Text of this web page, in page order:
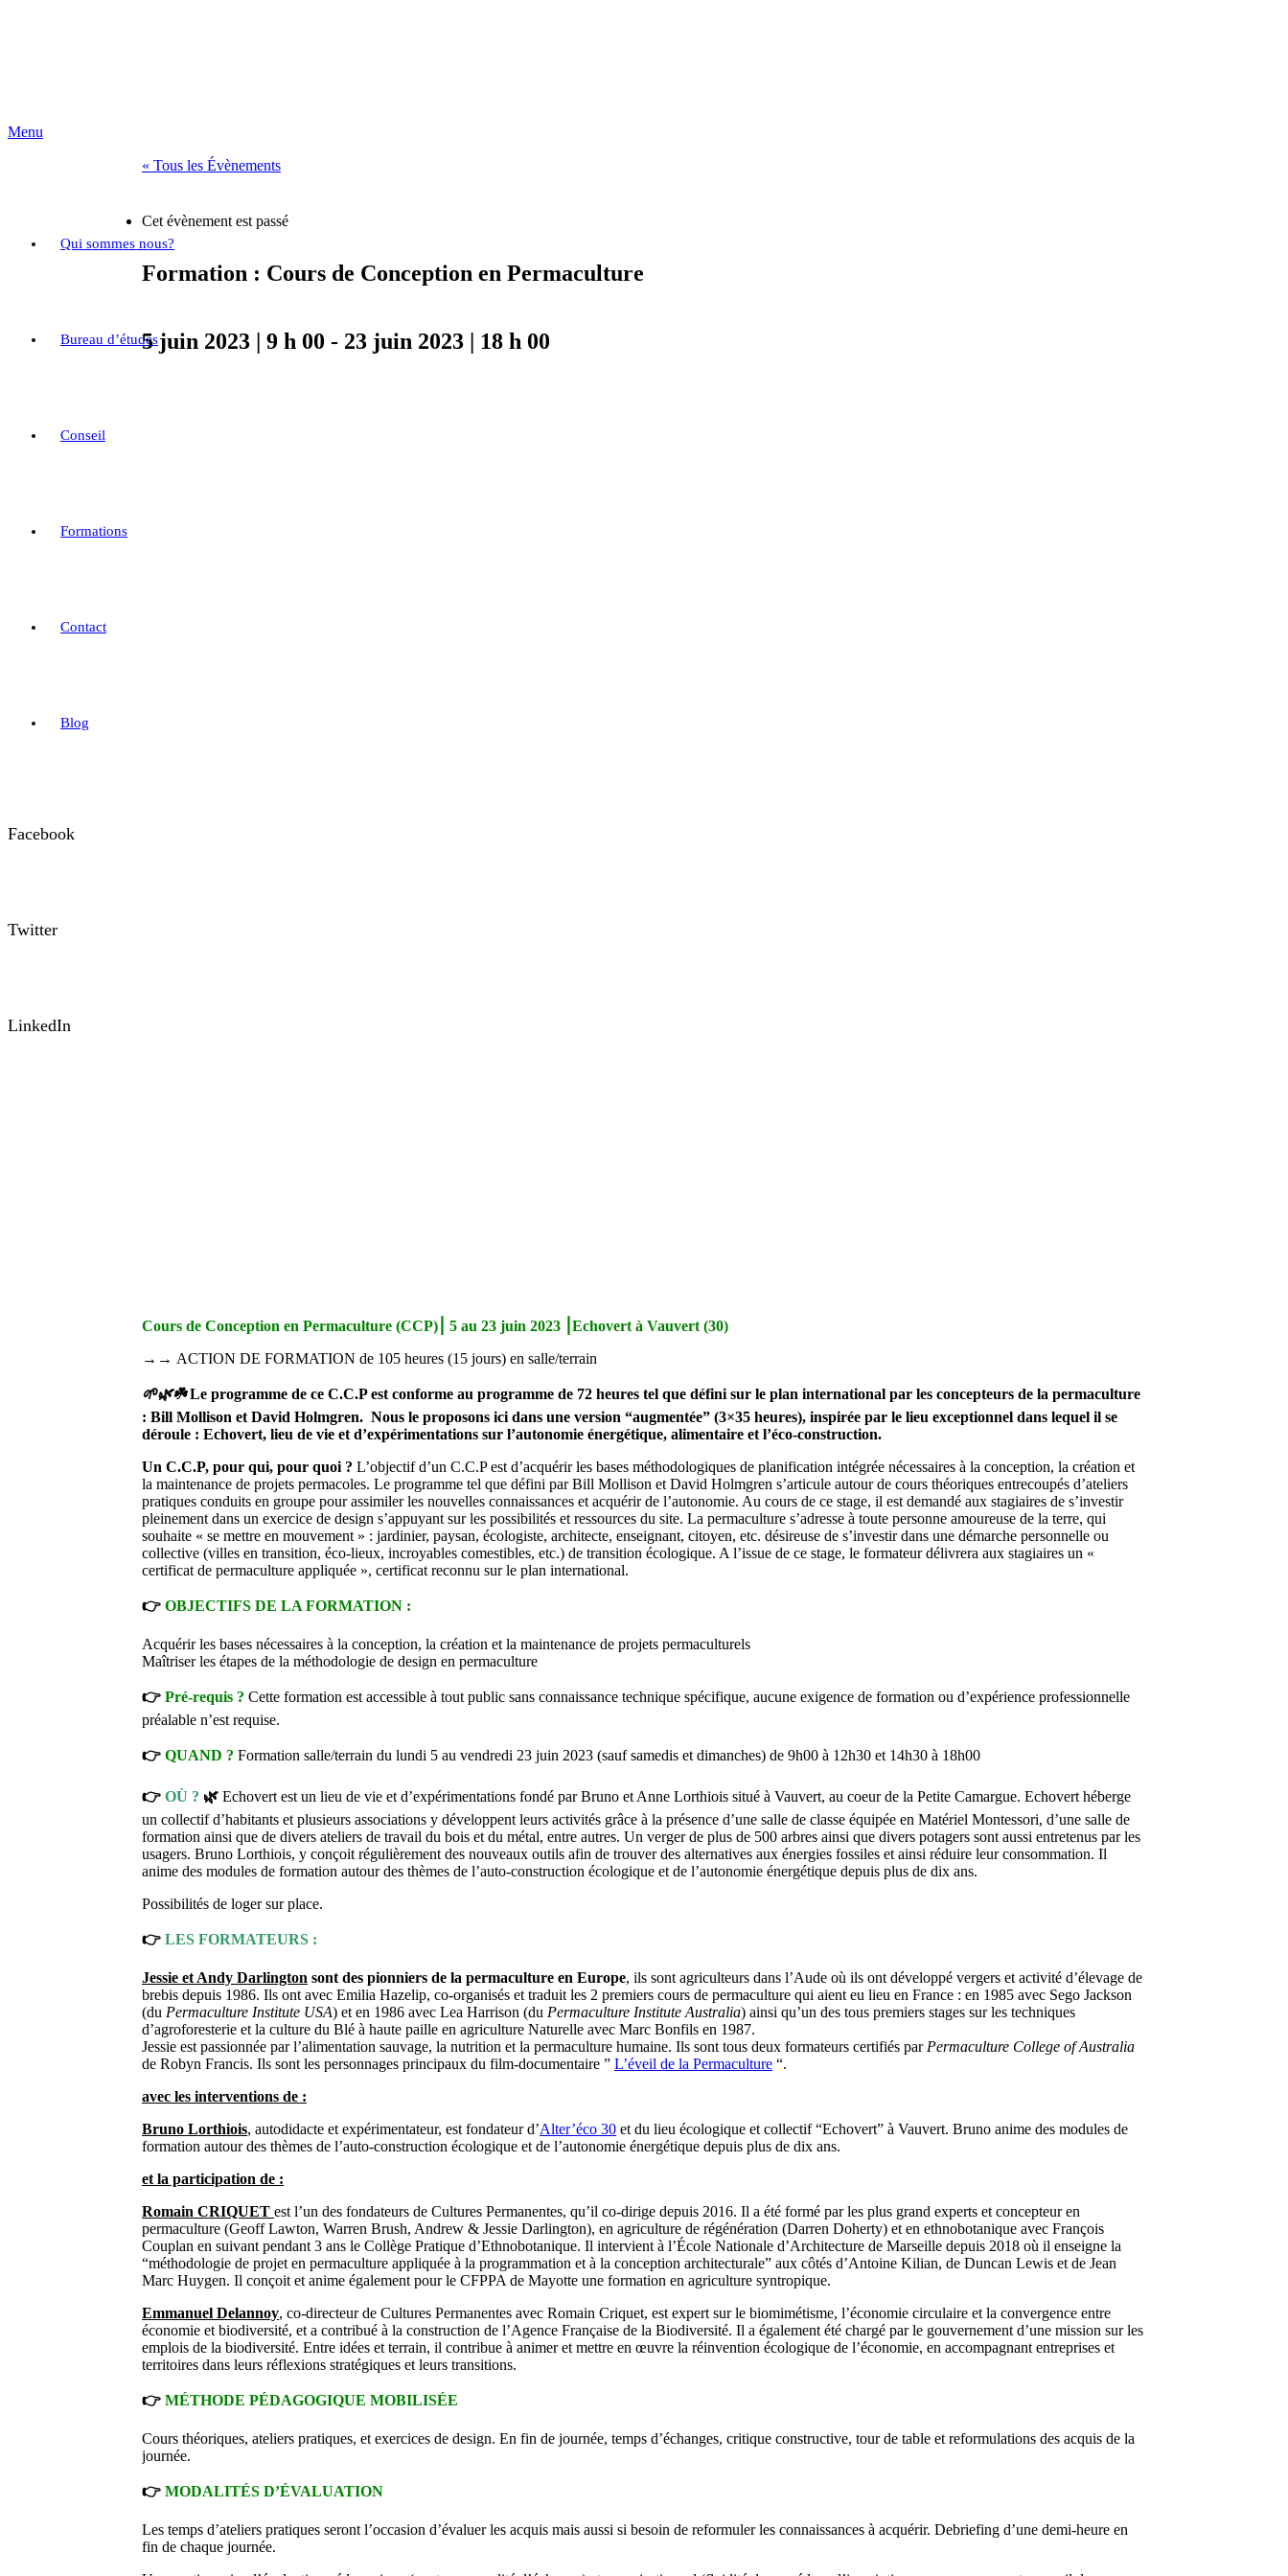
Menu
Qui sommes nous?
Bureau d’études
Conseil
Formations
Contact
Blog
Facebook
Twitter
LinkedIn
« Tous les Évènements
Cet évènement est passé
Formation : Cours de Conception en Permaculture
5 juin 2023 | 9 h 00 - 23 juin 2023 | 18 h 00
Cours de Conception en Permaculture (CCP)⎮ 5 au 23 juin 2023 ⎮Echovert à Vauvert (30)
→ → ACTION DE FORMATION de 105 heures (15 jours) en salle/terrain
🌱🌿☘️Le programme de ce C.C.P est conforme au programme de 72 heures tel que défini sur le plan international par les concepteurs de la permaculture
: Bill Mollison et David Holmgren. Nous le proposons ici dans une version “augmentée” (3×35 heures), inspirée par le lieu exceptionnel dans lequel il se
déroule : Echovert, lieu de vie et d’expérimentations sur l’autonomie énergétique, alimentaire et l’éco-construction.
Un C.C.P, pour qui, pour quoi ? L’objectif d’un C.C.P est d’acquérir les bases méthodologiques de planification intégrée nécessaires à la conception, la création et
la maintenance de projets permacoles. Le programme tel que défini par Bill Mollison et David Holmgren s’articule autour de cours théoriques entrecoupés d’ateliers
pratiques conduits en groupe pour assimiler les nouvelles connaissances et acquérir de l’autonomie. Au cours de ce stage, il est demandé aux stagiaires de s’investir
pleinement dans un exercice de design s’appuyant sur les possibilités et ressources du site. La permaculture s’adresse à toute personne amoureuse de la terre, qui
souhaite « se mettre en mouvement » : jardinier, paysan, écologiste, architecte, enseignant, citoyen, etc. désireuse de s’investir dans une démarche personnelle ou
collective (villes en transition, éco-lieux, incroyables comestibles, etc.) de transition écologique. A l’issue de ce stage, le formateur délivrera aux stagiaires un «
certificat de permaculture appliquée », certificat reconnu sur le plan international.
👉 OBJECTIFS DE LA FORMATION :
Acquérir les bases nécessaires à la conception, la création et la maintenance de projets permaculturels
Maîtriser les étapes de la méthodologie de design en permaculture
👉 Pré-requis ? Cette formation est accessible à tout public sans connaissance technique spécifique, aucune exigence de formation ou d’expérience professionnelle
préalable n’est requise.
👉 QUAND ? Formation salle/terrain du lundi 5 au vendredi 23 juin 2023 (sauf samedis et dimanches) de 9h00 à 12h30 et 14h30 à 18h00
👉 OÙ ? 🌿 Echovert est un lieu de vie et d’expérimentations fondé par Bruno et Anne Lorthiois situé à Vauvert, au coeur de la Petite Camargue. Echovert héberge
un collectif d’habitants et plusieurs associations y développent leurs activités grâce à la présence d’une salle de classe équipée en Matériel Montessori, d’une salle de
formation ainsi que de divers ateliers de travail du bois et du métal, entre autres. Un verger de plus de 500 arbres ainsi que divers potagers sont aussi entretenus par les
usagers. Bruno Lorthiois, y conçoit régulièrement des nouveaux outils afin de trouver des alternatives aux énergies fossiles et ainsi réduire leur consommation. Il
anime des modules de formation autour des thèmes de l’auto-construction écologique et de l’autonomie énergétique depuis plus de dix ans.
Possibilités de loger sur place.
👉 LES FORMATEURS :
Jessie et Andy Darlington sont des pionniers de la permaculture en Europe, ils sont agriculteurs dans l’Aude où ils ont développé vergers et activité d’élevage de
brebis depuis 1986. Ils ont avec Emilia Hazelip, co-organisés et traduit les 2 premiers cours de permaculture qui aient eu lieu en France : en 1985 avec Sego Jackson
(du Permaculture Institute USA) et en 1986 avec Lea Harrison (du Permaculture Institute Australia) ainsi qu’un des tous premiers stages sur les techniques
d’agroforesterie et la culture du Blé à haute paille en agriculture Naturelle avec Marc Bonfils en 1987.
Jessie est passionnée par l’alimentation sauvage, la nutrition et la permaculture humaine. Ils sont tous deux formateurs certifiés par Permaculture College of Australia
de Robyn Francis. Ils sont les personnages principaux du film-documentaire ” L’éveil de la Permaculture “.
avec les interventions de :
Bruno Lorthiois, autodidacte et expérimentateur, est fondateur d’Alter’éco 30 et du lieu écologique et collectif “Echovert” à Vauvert. Bruno anime des modules de
formation autour des thèmes de l’auto-construction écologique et de l’autonomie énergétique depuis plus de dix ans.
et la participation de :
Romain CRIQUET est l’un des fondateurs de Cultures Permanentes, qu’il co-dirige depuis 2016. Il a été formé par les plus grand experts et concepteur en
permaculture (Geoff Lawton, Warren Brush, Andrew & Jessie Darlington), en agriculture de régénération (Darren Doherty) et en ethnobotanique avec François
Couplan en suivant pendant 3 ans le Collège Pratique d’Ethnobotanique. Il intervient à l’École Nationale d’Architecture de Marseille depuis 2018 où il enseigne la
“méthodologie de projet en permaculture appliquée à la programmation et à la conception architecturale” aux côtés d’Antoine Kilian, de Duncan Lewis et de Jean
Marc Huygen. Il conçoit et anime également pour le CFPPA de Mayotte une formation en agriculture syntropique.
Emmanuel Delannoy, co-directeur de Cultures Permanentes avec Romain Criquet, est expert sur le biomimétisme, l’économie circulaire et la convergence entre
économie et biodiversité, et a contribué à la construction de l’Agence Française de la Biodiversité. Il a également été chargé par le gouvernement d’une mission sur les
emplois de la biodiversité. Entre idées et terrain, il contribue à animer et mettre en œuvre la réinvention écologique de l’économie, en accompagnant entreprises et
territoires dans leurs réflexions stratégiques et leurs transitions.
👉 MÉTHODE PÉDAGOGIQUE MOBILISÉE
Cours théoriques, ateliers pratiques, et exercices de design. En fin de journée, temps d’échanges, critique constructive, tour de table et reformulations des acquis de la
journée.
👉 MODALITÉS D’ÉVALUATION
Les temps d’ateliers pratiques seront l’occasion d’évaluer les acquis mais aussi si besoin de reformuler les connaissances à acquérir. Debriefing d’une demi-heure en
fin de chaque journée.